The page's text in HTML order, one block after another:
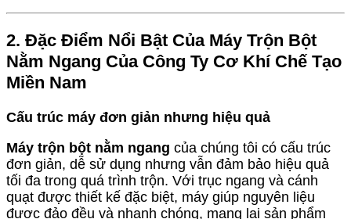
2. Đặc Điểm Nổi Bật Của Máy Trộn Bột
Nằm Ngang Của Công Ty Cơ Khí Chế Tạo
Miền Nam
Cấu trúc máy đơn giản nhưng hiệu quả
Máy trộn bột nằm ngang của chúng tôi có cấu trúc
đơn giản, dễ sử dụng nhưng vẫn đảm bảo hiệu quả
tối đa trong quá trình trộn. Với trục ngang và cánh
quạt được thiết kế đặc biệt, máy giúp nguyên liệu
được đảo đều và nhanh chóng, mang lại sản phẩm